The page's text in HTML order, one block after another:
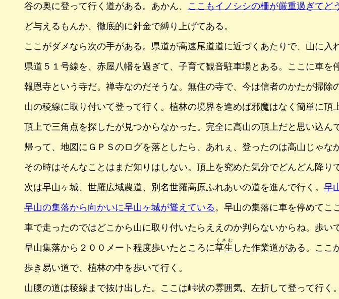
谷の奥に登って行く道がある。あかん、 ここもイノシシの柵が厳重過ぎてど
ど与えるもんか、徹底的に針金で縛り上げてある。
ここがダメなら次の手がある。県道が高速尾道道に近づくあたりで、山に入
県道５１号線を、赤屋八幡を過ぎて、子育て観音駐車場とある。ここに車を
報恩寺という寺だ。禅寺なのだそうな。無住の寺で、今は信者のかたが掃除
山の稜線に取り付いて登って行く。植林の境界を進めば邪魔はなく簡単に頂
頂上で三角点を探したが見つからなかった。完全に高山の頂上だと思い込
帰って、地図にＧＰＳのログを落としたら、あれぇ、登ったのは高山じゃな
その時はそんなことはまだ知りはしない。頂上を究めた気分でどんどん降り
次は早山ヶ城、世羅広域農道、別名世羅高原ふれあいの道を進んで行く。 早
早山の集落から向かいに早山ヶ城が聳えている 。早山の集落に車を停めてこ
車で走ったのではどこから山に取り付いたらええのか判らないからね。歩い
早山集落から２００メート程度歩いたところに草生
くさむ
した作業道がある。ここ
歩き易い道で、植林の中を歩いて行く。
山腹の道は稜線まで抜け出した。ここは峠状の雰囲気、左折して登って行く。